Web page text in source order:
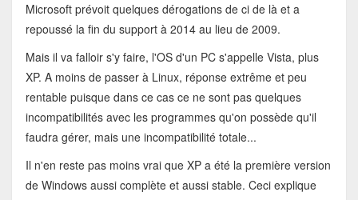
Microsoft prévoit quelques dérogations de ci de là et a
repoussé la fin du support à 2014 au lieu de 2009.
Mais il va falloir s'y faire, l'OS d'un PC s'appelle Vista, plus
XP. A moins de passer à Linux, réponse extrême et peu
rentable puisque dans ce cas ce ne sont pas quelques
incompatibilités avec les programmes qu'on possède qu'il
faudra gérer, mais une incompatibilité totale...
Il n'en reste pas moins vrai que XP a été la première version
de Windows aussi complète et aussi stable. Ceci explique